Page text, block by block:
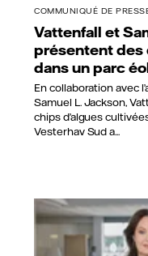
COMMUNIQUÉ DE
Vattenfall et
présentent des
dans un parc
En collaboration avec
Samuel L. Jackson,
chips d’algues
Vesterhav Sud a...